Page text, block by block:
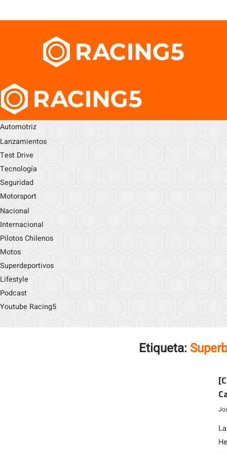
Automotriz
Lanzamientos
Test Drive
Tecnología
Seguridad
Motorsport
Nacional
Internacional
Pilotos Chilenos
Motos
Superdeportivos
Lifestyle
Podcast
Youtube Racing5
Etiqueta: